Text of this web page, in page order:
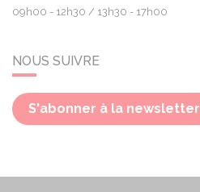
09h00 - 12h30 13h30 - 17h00
NOUS SUIVRE
S'abonner à la newsletter